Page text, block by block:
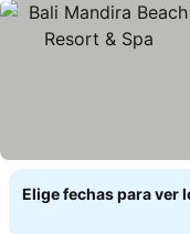
Elige fechas para ver